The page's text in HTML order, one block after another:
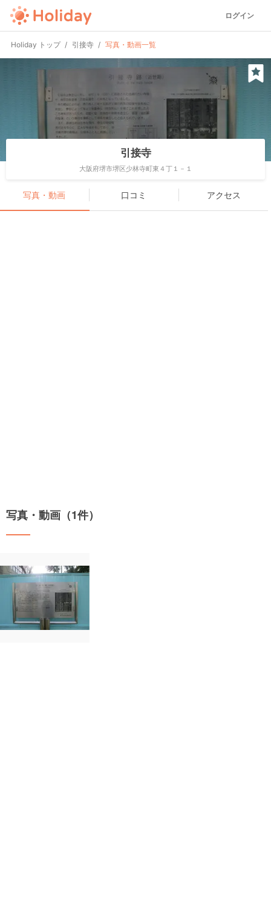
ログイン
Holiday トップ 引接寺 写真・動画一覧
引接寺
大阪府堺市堺区少林寺町東４丁１－１
写真・動画 口コミ アクセス
写真・動画（1件）